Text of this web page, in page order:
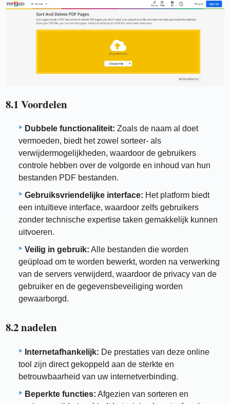
8.1 Voordelen
Dubbele functionaliteit: Zoals de naam al doet
vermoeden, biedt het zowel sorteer- als
verwijdermogelijkheden, waardoor de gebruikers
controle hebben over de volgorde en inhoud van hun
bestanden PDF bestanden.
Gebruiksvriendelijke interface: Het platform biedt
een intuïtieve interface, waardoor zelfs gebruikers
zonder technische expertise taken gemakkelijk kunnen
uitvoeren.
Veilig in gebruik: Alle bestanden die worden
geüpload om te worden bewerkt, worden na verwerking
van de servers verwijderd, waardoor de privacy van de
gebruiker en de gegevensbeveiliging worden
gewaarborgd.
8.2 nadelen
Internetafhankelijk: De prestaties van deze online
tool zijn direct gekoppeld aan de sterkte en
betrouwbaarheid van uw internetverbinding.
Beperkte functies: Afgezien van sorteren en